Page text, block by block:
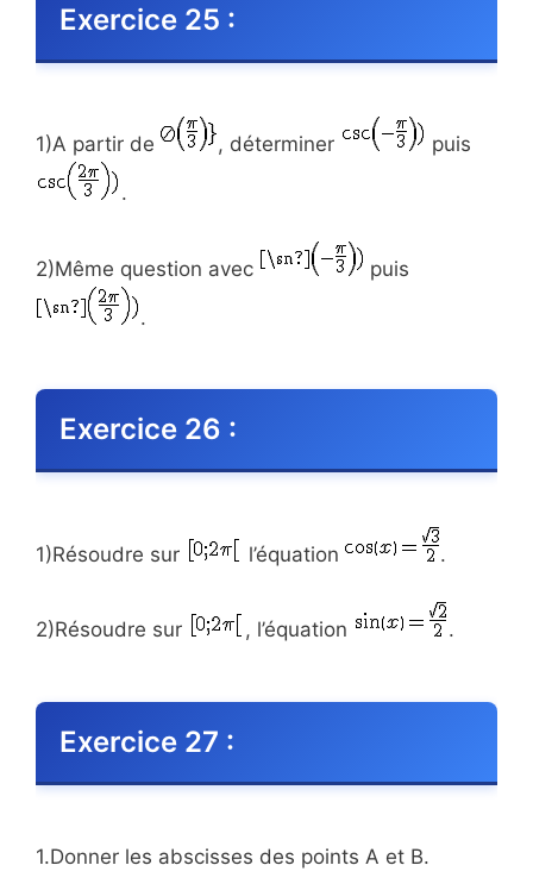
Exercice 25 :
1)A partir de , déterminer puis
.
2)Même question avec puis
.
Exercice 26 :
1)Résoudre sur l’équation .
2)Résoudre sur , l’équation .
Exercice 27 :
1.Donner les abscisses des points A et B.